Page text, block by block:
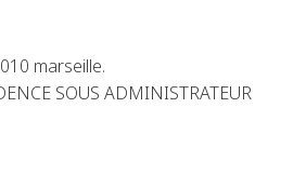
marseille.
SOUS ADMINISTRATEUR